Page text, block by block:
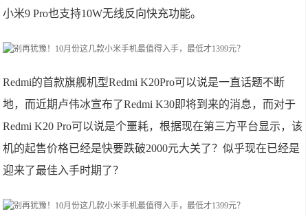
小米9 Pro也支持10W无线反向快充功能。
Redmi的首款旗舰机型Redmi K20Pro可以说是一直话题不断
地，而近期卢伟冰宣布了Redmi K30即将到来的消息，而对于
Redmi K20 Pro可以说是个噩耗，根据现在第三方平台显示，该
机的起售价格已经是快要跌破2000元大关了？似乎现在已经是
迎来了最佳入手时期了？